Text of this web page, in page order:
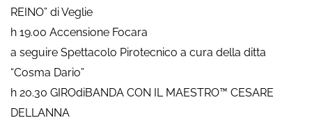
REINO” di Veglie
h 19.00 Accensione Focara
a seguire Spettacolo Pirotecnico a cura della ditta
“Cosma Dario”
h 20.30 GIROdiBANDA CON IL MAESTRO™ CESARE
DELLANNA